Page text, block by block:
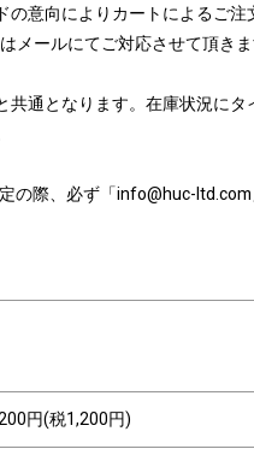
意向によりカートによるご注
メールにてご対応させて頂き
通となります。在庫状況に
の際、必ず「info@huc-
円(税1,200円)